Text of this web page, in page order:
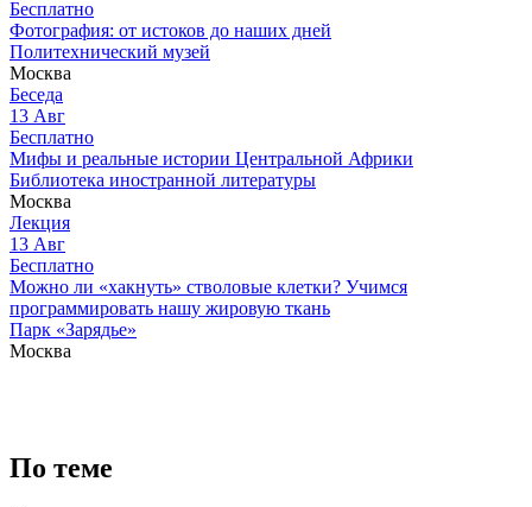
Бесплатно
Фотография: от истоков до наших дней
Политехнический музей
Москва
Беседа
13 Авг
Бесплатно
Мифы и реальные истории Центральной Африки
Библиотека иностранной литературы
Москва
Лекция
13 Авг
Бесплатно
Можно ли «хакнуть» стволовые клетки? Учимся
программировать нашу жировую ткань
Парк «Зарядье»
Москва
По теме